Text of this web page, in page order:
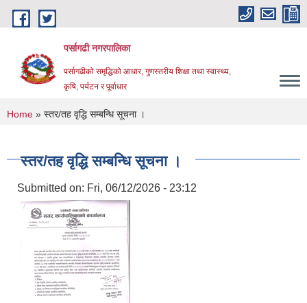
Skip to main content
पर्सागढी नगरपालिका
पर्सागढीको समृद्धिको आधार, गुणस्तरीय शिक्षा तथा स्वास्थ्य,
कृषि, पर्यटन र पूर्वाधार
You are here
Home » स्तर/तह वृद्धि सम्बन्धि सूचना ।
स्तर/तह वृद्धि सम्बन्धि सूचना ।
Submitted on: Fri, 06/12/2026 - 23:12